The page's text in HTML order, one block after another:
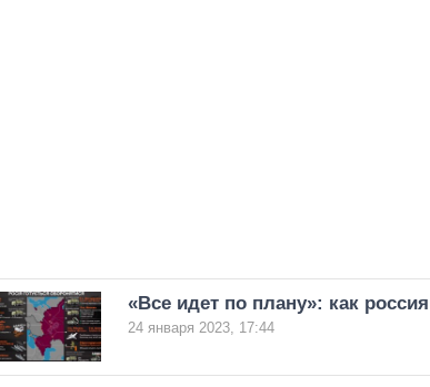
«Все идет по плану»: как
24 января 2023, 17:44